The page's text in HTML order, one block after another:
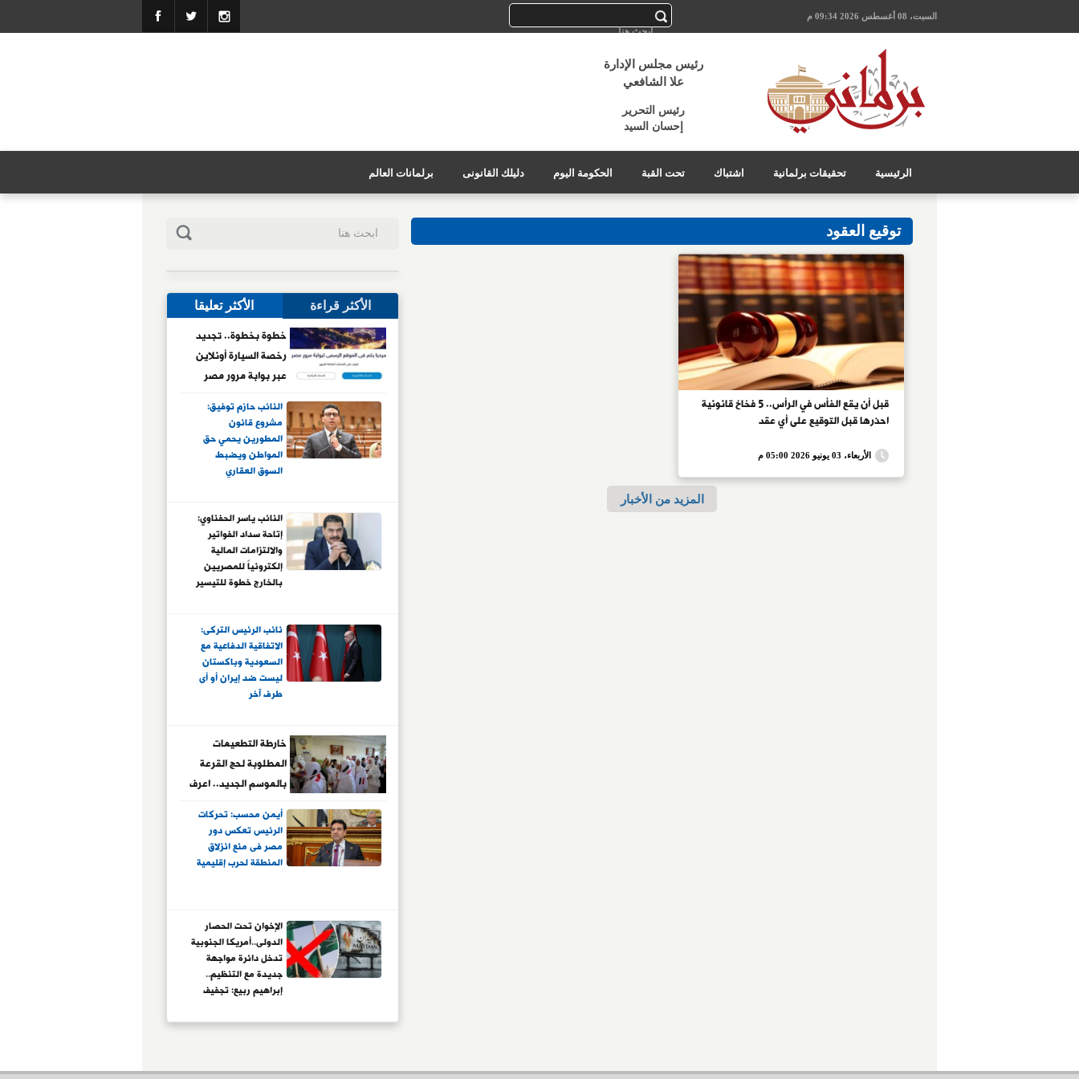
السبت، 08 أغسطس 2026 09:34 م
رئيس مجلس الإدارة
علا الشافعي
رئيس التحرير
إحسان السيد
الرئيسية تحقيقات برلمانية اشتباك تحت القبة الحكومة اليوم دليلك القانونى برلمانات العالم
توقيع العقود
قبل أن يقع الفأس في الرأس.. 5 فخاخ قانونية
احذرها قبل التوقيع على أي عقد
الأربعاء، 03 يونيو 2026 05:00 م
المزيد من الأخبار
الأكثر قراءة الأكثر تعليقا
خطوة بخطوة.. تجديد
رخصة السيارة أونلاين
عبر بوابة مرور مصر
النائب حازم توفيق:
مشروع قانون
المطورين يحمي حق
المواطن ويضبط
السوق العقاري
النائب ياسر الحفناوي:
إتاحة سداد الفواتير
والالتزامات المالية
إلكترونياً للمصريين
بالخارج خطوة للتيسير
نائب الرئيس التركى:
الاتفاقية الدفاعية مع
السعودية وباكستان
ليست ضد إيران أو أى
طرف آخر
خارطة التطعيمات
المطلوبة لحج القرعة
بالموسم الجديد.. اعرف
التفاصيل
أيمن محسب: تحركات
الرئيس تعكس دور
مصر فى منع انزلاق
المنطقة لحرب إقليمية
الإخوان تحت الحصار
الدولى..أمريكا الجنوبية
تدخل دائرة مواجهة
جديدة مع التنظيم..
إبراهيم ربيع: تجفيف
التنظيم العابرة للحدود
لعقود تحت ستار